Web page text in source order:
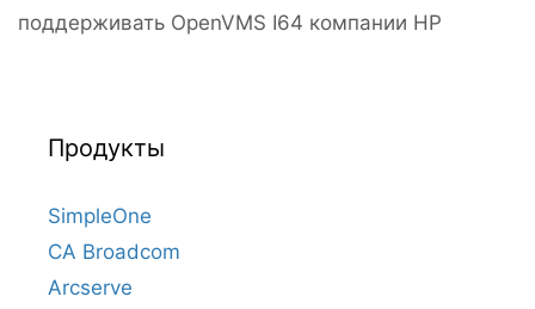
поддерживать OpenVMS I64 компании HP
Продукты
SimpleOne
CA Broadcom
Arcserve